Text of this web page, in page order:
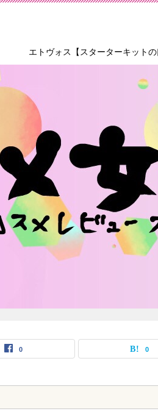
エトヴォス【スターターキットの
0 0